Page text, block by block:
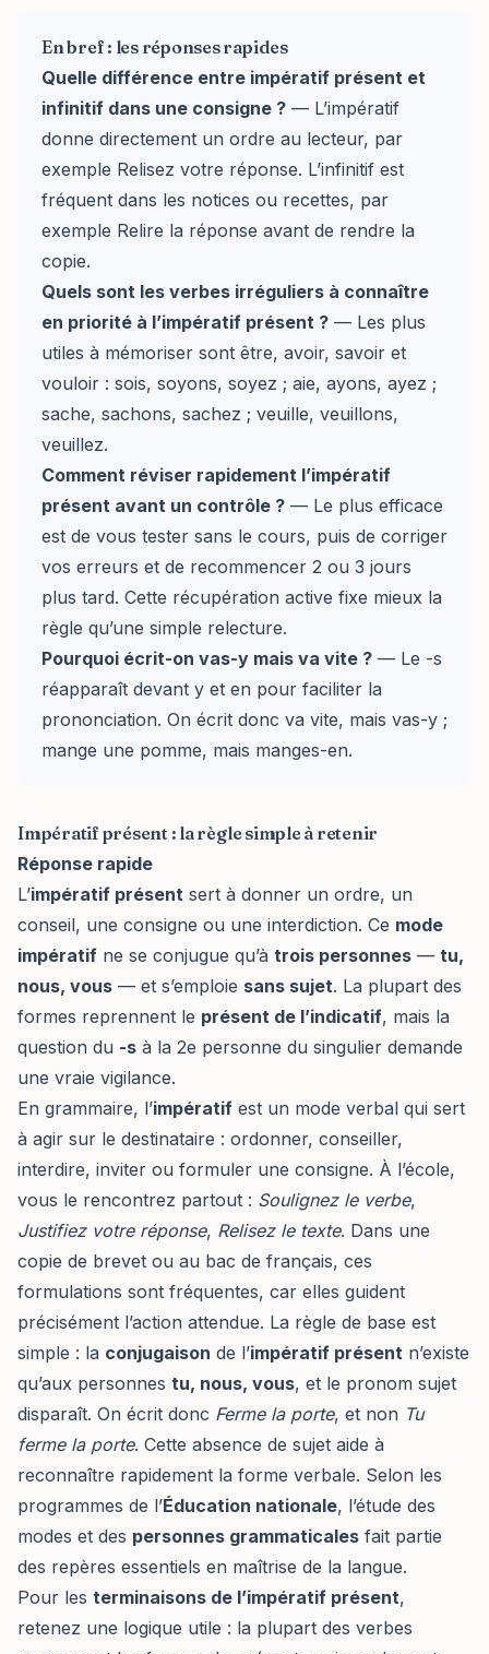
En bref : les réponses rapides
Quelle différence entre impératif présent et
infinitif dans une consigne ? — L’impératif
donne directement un ordre au lecteur, par
exemple Relisez votre réponse. L’infinitif est
fréquent dans les notices ou recettes, par
exemple Relire la réponse avant de rendre la
copie.
Quels sont les verbes irréguliers à connaître
en priorité à l’impératif présent ? — Les plus
utiles à mémoriser sont être, avoir, savoir et
vouloir : sois, soyons, soyez ; aie, ayons, ayez ;
sache, sachons, sachez ; veuille, veuillons,
veuillez.
Comment réviser rapidement l’impératif
présent avant un contrôle ? — Le plus efficace
est de vous tester sans le cours, puis de corriger
vos erreurs et de recommencer 2 ou 3 jours
plus tard. Cette récupération active fixe mieux la
règle qu’une simple relecture.
Pourquoi écrit-on vas-y mais va vite ? — Le -s
réapparaît devant y et en pour faciliter la
prononciation. On écrit donc va vite, mais vas-y ;
mange une pomme, mais manges-en.
Impératif présent : la règle simple à retenir
Réponse rapide
L’impératif présent sert à donner un ordre, un
conseil, une consigne ou une interdiction. Ce mode
impératif ne se conjugue qu’à trois personnes — tu,
nous, vous — et s’emploie sans sujet. La plupart des
formes reprennent le présent de l’indicatif, mais la
question du -s à la 2e personne du singulier demande
une vraie vigilance.
En grammaire, l’impératif est un mode verbal qui sert
à agir sur le destinataire : ordonner, conseiller,
interdire, inviter ou formuler une consigne. À l’école,
vous le rencontrez partout : Soulignez le verbe,
Justifiez votre réponse, Relisez le texte. Dans une
copie de brevet ou au bac de français, ces
formulations sont fréquentes, car elles guident
précisément l’action attendue. La règle de base est
simple : la conjugaison de l’impératif présent n’existe
qu’aux personnes tu, nous, vous, et le pronom sujet
disparaît. On écrit donc Ferme la porte, et non Tu
ferme la porte. Cette absence de sujet aide à
reconnaître rapidement la forme verbale. Selon les
programmes de l’Éducation nationale, l’étude des
modes et des personnes grammaticales fait partie
des repères essentiels en maîtrise de la langue.
Pour les terminaisons de l’impératif présent,
retenez une logique utile : la plupart des verbes